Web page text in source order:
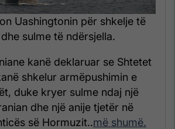
Uashingtonin për shkelje të
sulme të ndërsjella.
kanë deklaruar se Shtetet
shkelur armëpushimin e
duke kryer sulme ndaj një
dhe një anije tjetër në
së Hormuzit..më shumë.